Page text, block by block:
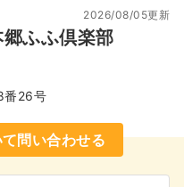
ふふ倶楽部
2026/08/05更新
番26号
問い合わせる